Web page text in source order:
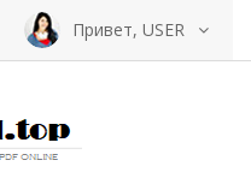
Привет, USER